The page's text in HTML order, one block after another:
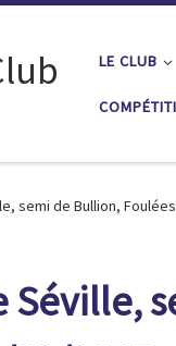
LE CLUB
semi de Bullion,
Séville,